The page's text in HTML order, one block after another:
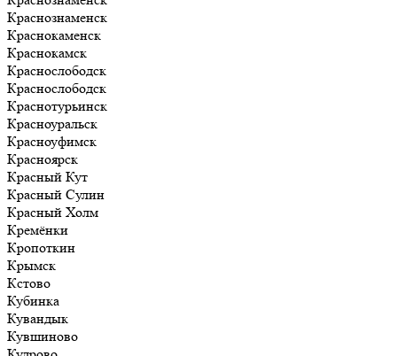
Краснознаменск
Краснокаменск
Краснокамск
Краснослободск
Краснослободск
Краснотурьинск
Красноуральск
Красноуфимск
Красноярск
Красный Кут
Красный Сулин
Красный Холм
Кремёнки
Кропоткин
Крымск
Кстово
Кубинка
Кувандык
Кувшиново